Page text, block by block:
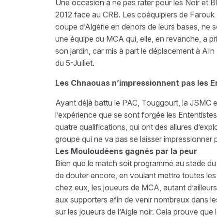
Une occasion à ne pas rater pour les Noir et
2012 face au CRB. Les coéquipiers de
coupe d’Algérie en dehors de leurs bases, ne
une équipe du MCA qui, elle, en revanche, a
son jardin, car mis à part le déplacement à
du 5-Juillet.
Les Chnaouas n’impressionnent pas les
Ayant déjà battu le PAC, Touggourt, la JSMC
l’expérience que se sont forgée les
quatre qualifications, qui ont des allures
groupe qui ne va pas se laisser impressionner
Les Mouloudéens gagnés par la peur
Bien que le match soit programmé au stade
de douter encore, en voulant mettre toutes
chez eux, les joueurs de MCA, autant
aux supporters afin de venir nombreux dans
sur les joueurs de l’Aigle noir. Cela prouve